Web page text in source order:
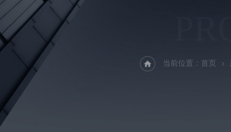
当前位置： 首页